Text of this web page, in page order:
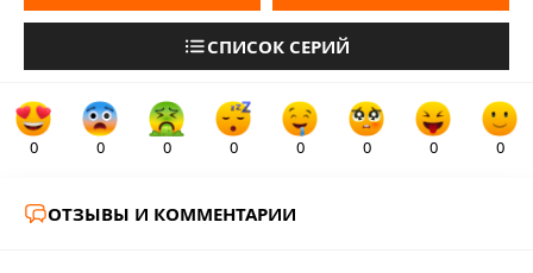
СПИСОК СЕРИЙ
0 0 0 0 0 0 0 0
ОТЗЫВЫ И КОММЕНТАРИИ